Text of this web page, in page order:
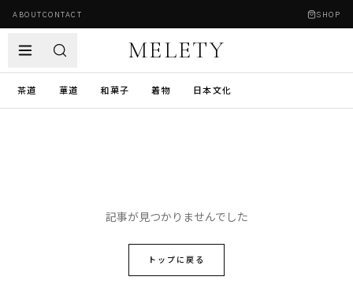
ABOUTCONTACT SHOP
MELETY
茶道 華道 和菓子 着物 日本文化
記事が見つかりませんでした
トップに戻る